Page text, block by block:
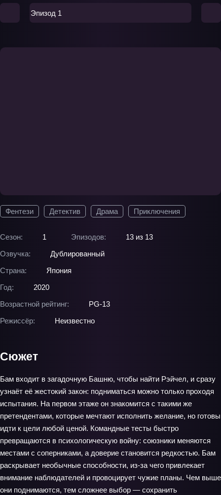
Фентези Детектив Драма Приключения
Сезон: 1 Эпизодов:
13 из 13
Озвучка:
Дублированный
Страна:
Япония
Год:
2020
Возрастной рейтинг:
PG-13
Режиссёр:
Неизвестно
Эпизод 1
Сюжет
Бам входит в загадочную Башню, чтобы найти Рэйчел, и сразу
узнаёт её жестокий закон: подниматься можно только проходя
испытания. На первом этаже он знакомится с такими же
претендентами, которые мечтают исполнить желание, но готовы
идти к цели любой ценой. Командные тесты быстро
превращаются в психологическую войну: союзники меняются
местами с соперниками, а доверие становится редкостью. Бам
раскрывает необычные способности, из‑за чего привлекает
внимание наблюдателей и провоцирует чужие планы. Чем выше
они поднимаются, тем сложнее выбор — сохранить